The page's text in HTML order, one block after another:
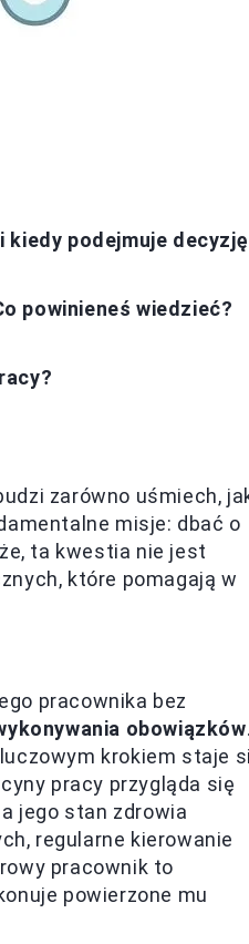
podejmuje
powinieneś wiedzieć?
zarówno uśmiech,
misje: dbać o
ta kwestia nie jest
które pomagają w
pracownika bez
obowiązków
krokiem staje
pracy przygląda się
jego stan zdrowia
regularne kierowanie
pracownik to
powierzone mu